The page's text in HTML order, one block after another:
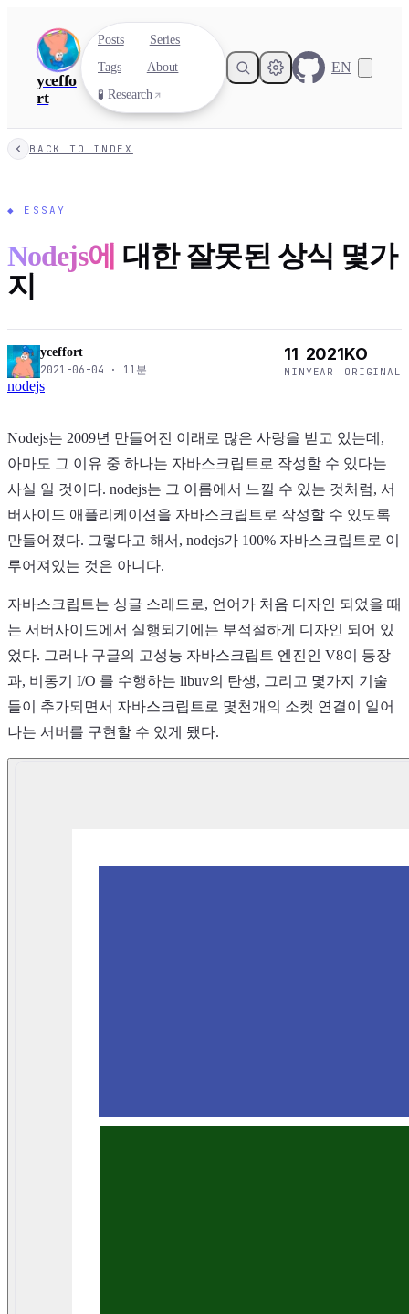
yceffo
rt
Posts
Series
Tags
About
🧪 Research
EN
8°
BACK TO INDEX
◆ ESSAY
Nodejs에 대한 잘못된 상식 몇가
지
yceffort
2021-06-04 · 11분
11
MIN
2021
YEAR
KO
ORIGINAL
nodejs
Nodejs는 2009년 만들어진 이래로 많은 사랑을 받고 있는데,
아마도 그 이유 중 하나는 자바스크립트로 작성할 수 있다는
사실 일 것이다. nodejs는 그 이름에서 느낄 수 있는 것처럼, 서
버사이드 애플리케이션을 자바스크립트로 작성할 수 있도록
만들어졌다. 그렇다고 해서, nodejs가 100% 자바스크립트로 이
루어져있는 것은 아니다.
자바스크립트는 싱글 스레드로, 언어가 처음 디자인 되었을 때
는 서버사이드에서 실행되기에는 부적절하게 디자인 되어 있
었다. 그러나 구글의 고성능 자바스크립트 엔진인 V8이 등장
과, 비동기 I/O 를 수행하는 libuv의 탄생, 그리고 몇가지 기술
들이 추가되면서 자바스크립트로 몇천개의 소켓 연결이 일어
나는 서버를 구현할 수 있게 됐다.